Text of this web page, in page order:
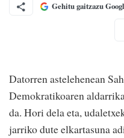
Gehitu gaitzazu
Datorren astelehenean
Demokratikoaren
da. Hori dela eta,
jarriko dute elkartasuna